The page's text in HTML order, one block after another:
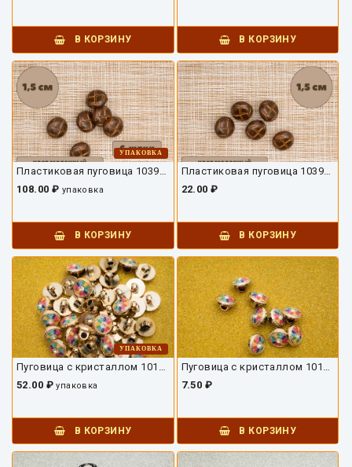
В КОРЗИНУ В КОРЗИНУ
УПАКОВКА
108.00 ₽ упаковка
В КОРЗИНУ
22.00 ₽
В КОРЗИНУ
УПАКОВКА
52.00 ₽упаковка
В КОРЗИНУ
7.50 ₽
В КОРЗИНУ